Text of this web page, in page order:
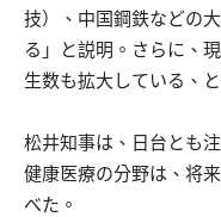
技）、中国鋼鉄などの
る」と説明。さらに、
生数も拡大している、
松井知事は、日台とも
健康医療の分野は、将
べた。